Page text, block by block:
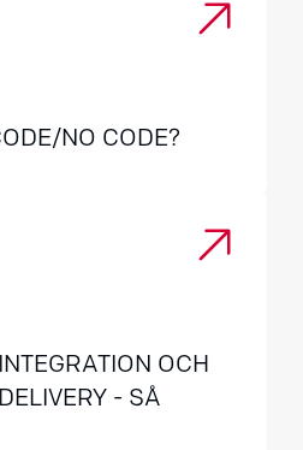
NO CODE?
OCH
- SÅ